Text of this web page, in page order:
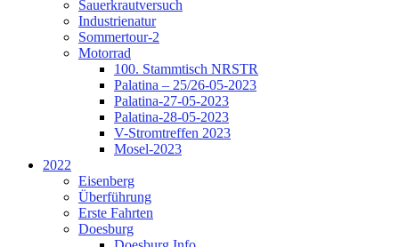
Sauerkrautversuch
Industrienatur
Sommertour-2
Motorrad
100. Stammtisch NRSTR
Palatina – 25/26-05-2023
Palatina-27-05-2023
Palatina-28-05-2023
V-Stromtreffen 2023
Mosel-2023
2022
Eisenberg
Überführung
Erste Fahrten
Doesburg